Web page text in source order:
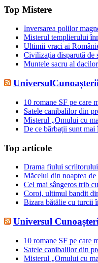
Top Mistere
Inversarea polilor
Misterul templierului
Ultimii vraci ai
Civilizația disparută de
Muntele sacru al
10 romane SF pe care
Satele canibalilor din
Misterul „Omului cu
De ce bărbații sunt mai
Top articole
Drama fiului
Măcelul din noaptea
Cel mai sângeros trib
Coroi, ultimul bandit
Bizara bătălie cu turcii
Universul
10 romane SF pe care
Satele canibalilor din
Misterul „Omului cu